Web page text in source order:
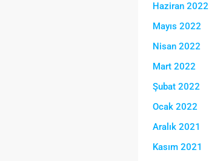
Haziran 2022
Mayıs 2022
Nisan 2022
Mart 2022
Şubat 2022
Ocak 2022
Aralık 2021
Kasım 2021